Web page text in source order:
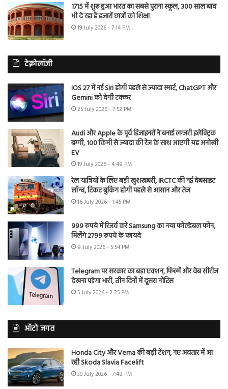
1715 में शुरू हुआ भारत का सबसे पुराना स्कूल, 300 साल बाद
भी दे रहा है हजारों छात्रों को शिक्षा
19 July 2026 - 7:14 PM
टेक्नोलॉजी
iOS 27 में नई Siri होगी पहले से ज्यादा स्मार्ट, ChatGPT और
Gemini को देगी टक्कर
25 July 2026 - 7:52 PM
Audi और Apple के पूर्व डिजाइनरों ने बनाई लग्जरी इलेक्ट्रिक
बग्गी, 100 किमी से ज्यादा की रेंज के साथ आएगी यह अनोखी
EV
19 July 2026 - 4:48 PM
रेल यात्रियों के लिए बड़ी खुशखबरी, IRCTC की नई वेबसाइट
लॉन्च, टिकट बुकिंग होगी पहले से आसान और तेज
16 July 2026 - 1:45 PM
999 रुपये में रिजर्व करें Samsung का नया फोल्डेबल फोन,
मिलेंगे 2799 रुपये के फायदे
8 July 2026 - 5:54 PM
Telegram पर सरकार का बड़ा एक्शन, फिल्में और वेब सीरीज
देखना पड़ेगा भारी, तीन दिनों में दूसरा नोटिस
5 July 2026 - 2:25 PM
ऑटो जगत
Honda City और Verna की बढ़ी टेंशन, नए अवतार में आ
रही Skoda Slavia Facelift
30 July 2026 - 7:48 PM